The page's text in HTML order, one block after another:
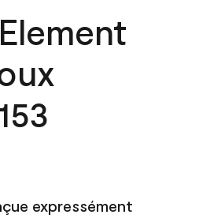
expressément